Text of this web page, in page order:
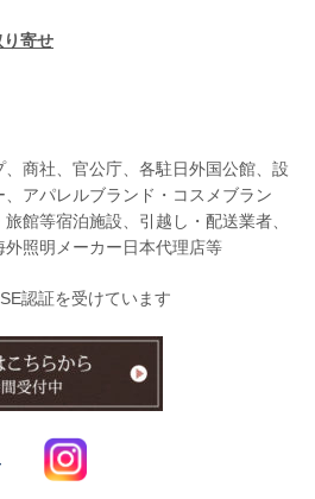
寄せ
商社、官公庁、各駐日外国公館、設
アパレルブランド・コスメブラン
館等宿泊施設、引越し・配送業者、
照明メーカー日本代理店等
認証を受けています